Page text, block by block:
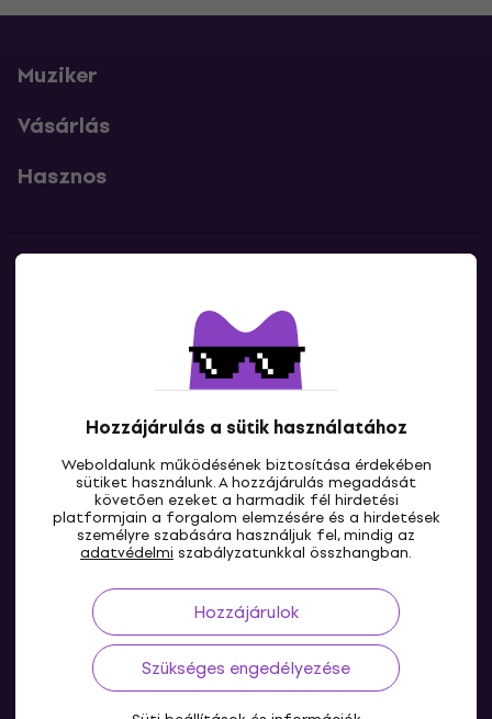
Hozzájárulás a sütik használatához
Weboldalunk működésének biztosítása érdekében
sütiket használunk. A hozzájárulás megadását
követően ezeket a harmadik fél hirdetési
platformjain a forgalom elemzésére és a hirdetések
személyre szabására használjuk fel, mindig az
adatvédelmi szabályzatunkkal összhangban.
Hozzájárulok
Szükséges engedélyezése
Muziker
Vásárlás
Hasznos
Lépj kapcsolatba velünk
HU